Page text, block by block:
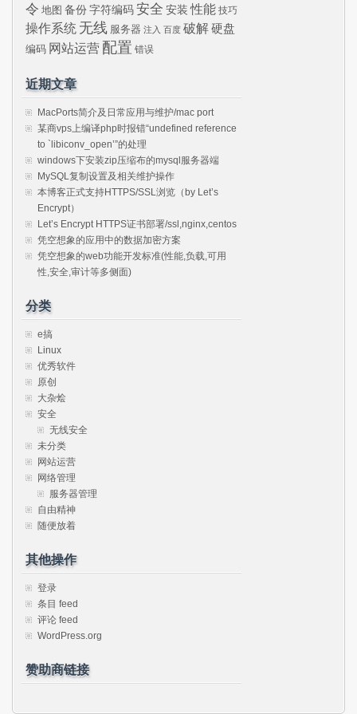
令 地图 备份 字符编码 安全 安装 性能 技巧
操作系统 无线 服务器 注入 百度 破解硬盘
编码 网站运营 配置 错误
近期文章
MacPorts简介及日常应用与维护/mac port
某商vps上编译php时报错“undefined reference
to `libiconv_open’”的处理
windows下安装zip压缩布的mysql服务器端
MySQL复制设置及相关维护操作
本博客正式支持HTTPS/SSL浏览（by Let’s
Encrypt）
Let’s Encrypt HTTPS证书部署/ssl,nginx,centos
凭空想象的应用中的数据加密方案
凭空想象的web功能开发标准(性能,负载,可用
性,安全,审计等多侧面)
分类
e搞
Linux
优秀软件
原创
大杂烩
安全
无线安全
未分类
网站运营
网络管理
服务器管理
自由精神
随便放着
其他操作
登录
条目 feed
评论 feed
WordPress.org
赞助商链接